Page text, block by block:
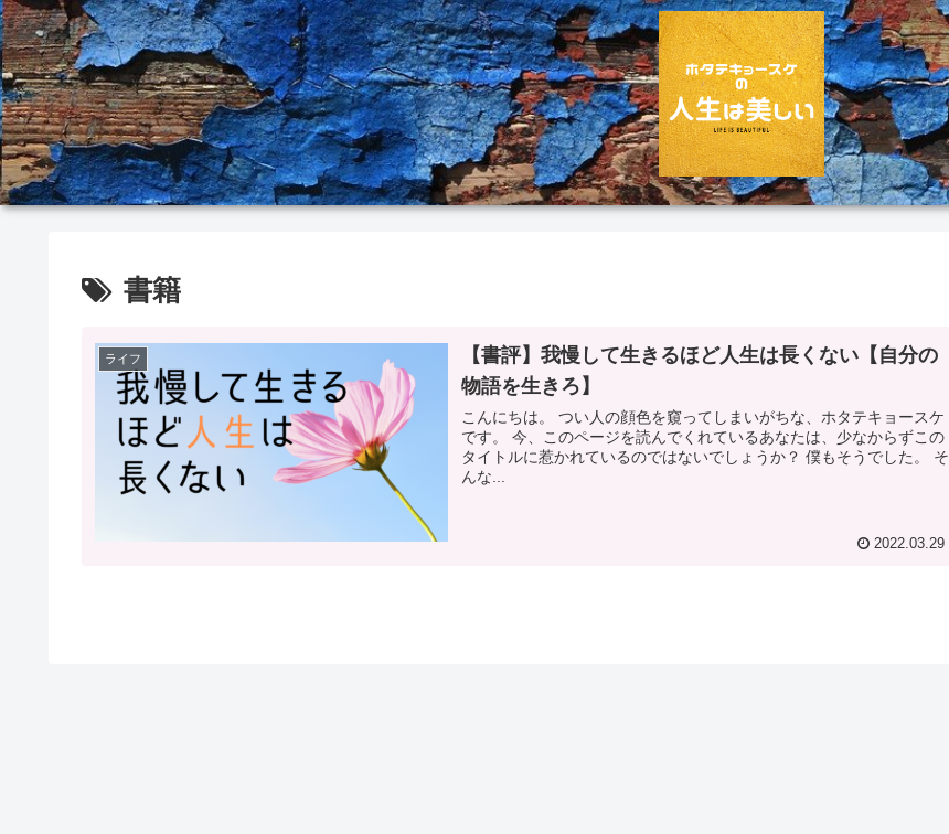
書籍
ライフ
【書評】我慢して生きるほど人生は長くない【自分の
物語を生きろ】
こんにちは。 つい人の顔色を窺ってしまいがちな、ホタテキョースケ
です。 今、このページを読んでくれているあなたは、少なからずこの
タイトルに惹かれているのではないでしょうか？ 僕もそうでした。 そ
んな...
2022.03.29